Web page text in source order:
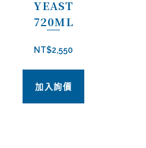
YEAST
720ML
NT$2,550
加入詢價